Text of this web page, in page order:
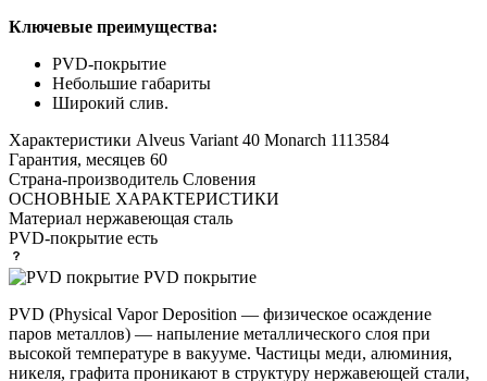
Ключевые преимущества:
PVD-покрытие
Небольшие габариты
Широкий слив.
Характеристики Alveus Variant 40 Monarch 1113584
Гарантия, месяцев 60
Страна-производитель Словения
ОСНОВНЫЕ ХАРАКТЕРИСТИКИ
Материал нержавеющая сталь
PVD-покрытие есть
PVD покрытие
PVD (Physical Vapor Deposition — физическое осаждение
паров металлов) — напыление металлического слоя при
высокой температуре в вакууме. Частицы меди, алюминия,
никеля, графита проникают в структуру нержавеющей стали,